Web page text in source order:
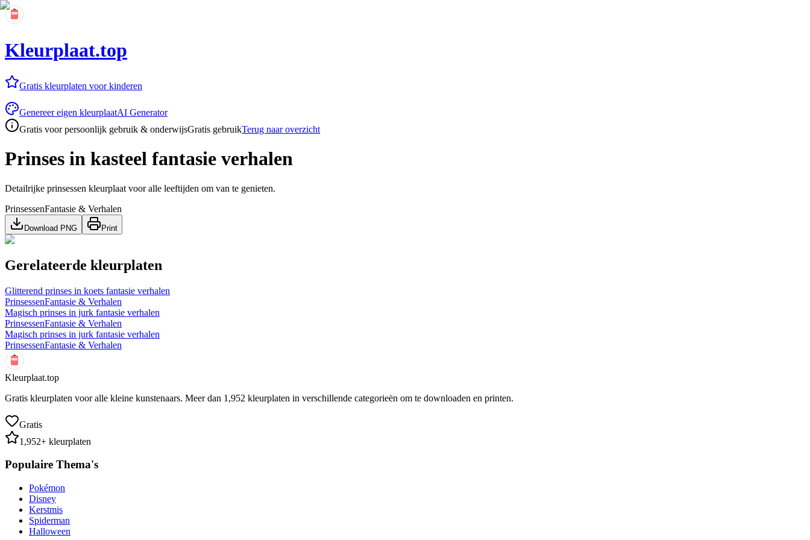
Kleurplaat.top
Gratis kleurplaten voor kinderen
Genereer eigen kleurplaatAI Generator
Gratis voor persoonlijk gebruik & onderwijsGratis gebruikTerug naar overzicht
Prinses in kasteel fantasie verhalen
Detailrijke prinsessen kleurplaat voor alle leeftijden om van te genieten.
PrinsessenFantasie & Verhalen
Download PNG Print
Gerelateerde kleurplaten
Glitterend prinses in koets fantasie verhalen
PrinsessenFantasie & Verhalen
Magisch prinses in jurk fantasie verhalen
PrinsessenFantasie & Verhalen
Magisch prinses in jurk fantasie verhalen
PrinsessenFantasie & Verhalen
Kleurplaat.top
Gratis kleurplaten voor alle kleine kunstenaars. Meer dan 1,952 kleurplaten in verschillende categorieën om te downloaden en printen.
Gratis
1,952+ kleurplaten
Populaire Thema's
Pokémon
Disney
Kerstmis
Spiderman
Halloween